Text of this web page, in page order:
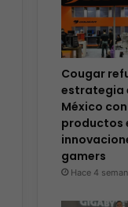
Cougar
estrategia
México
productos
gamers
Hace 4